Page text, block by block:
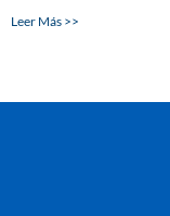
Leer Más >>